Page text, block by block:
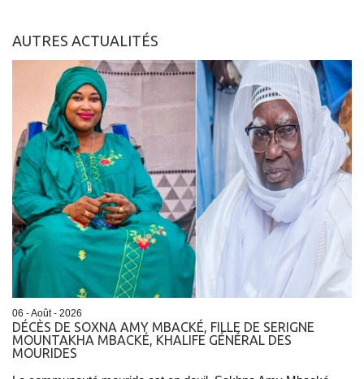
AUTRES ACTUALITÉS
06 - Août - 2026
DÉCÈS DE SOXNA AMY MBACKÉ, FILLE DE SERIGNE
MOUNTAKHA MBACKÉ, KHALIFE GÉNÉRAL DES
MOURIDES